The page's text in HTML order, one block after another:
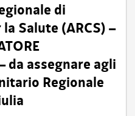
di
Salute (ARCS) –
da assegnare agli
Regionale